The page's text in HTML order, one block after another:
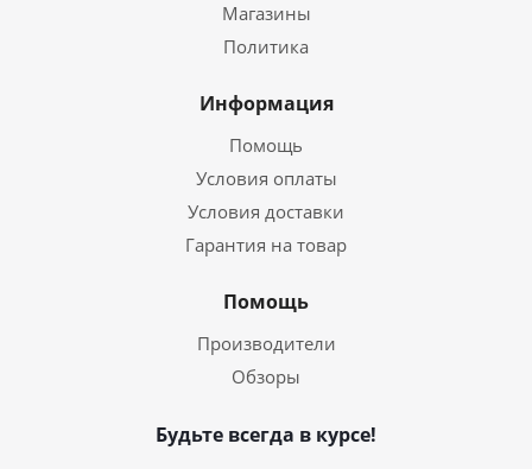
Магазины
Политика
Информация
Помощь
Условия оплаты
Условия доставки
Гарантия на товар
Помощь
Производители
Обзоры
Будьте всегда в курсе!